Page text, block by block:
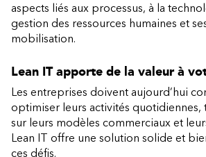
aspects liés aux processus, à la
gestion des ressources humaines et
mobilisation.
Lean IT apporte de la valeur à
Les entreprises doivent aujourd’hui
optimiser leurs activités quotidiennes,
sur leurs modèles commerciaux et
Lean IT offre une solution solide et
ces défis.